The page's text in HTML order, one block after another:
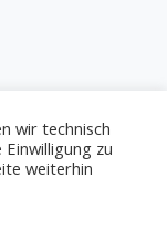
by kulturkalender-
wir technisch
zu
weiterhin